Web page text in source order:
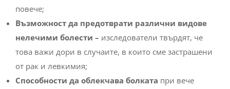
повече;
Възможност да предотврати различни видове
нелечими болести – изследователи твърдят, че
това важи дори в случаите, в които сме застрашени
от рак и левкимия;
Способности да облекчава болката при вече